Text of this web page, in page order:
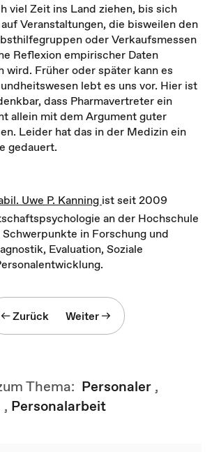
viel Zeit ins Land ziehen, bis sich
Veranstaltungen, die bisweilen den
oder Verkaufsmessen
Reflexion empirischer Daten
wird. Früher oder später kann es
lebt es uns vor. Hier ist
dass Pharmavertreter ein
allein mit dem Argument guter
Leider hat das in der Medizin ein
gedauert.
Uwe P. Kanning ist seit 2009
an der Hochschule
in Forschung und
Evaluation, Soziale
Zurück Weiter
Thema: Personaler ,
, Personalarbeit